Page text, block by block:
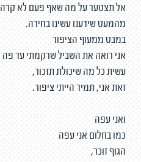
אל תצטער על מה שאף פעם לא קרה
מהמעט שידענו עשינו בחירה.
במבט ממעוף הציפור
אני רואה את השביל שרקמתי עד פה
עשית כל מה שיכולת תזכור,
זאת אני, תמיד הייתי ציפור.
ואני עפה
כמו בחלום אני עפה
הגוף זוכר,